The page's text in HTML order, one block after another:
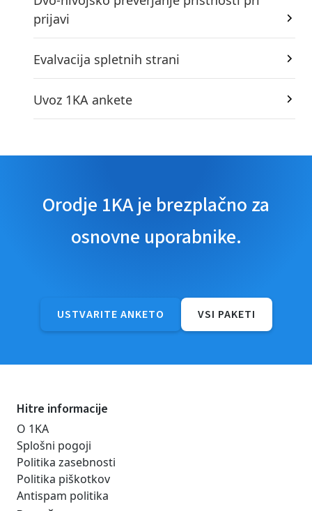
prijavi
Evalvacija spletnih strani
Uvoz 1KA ankete
Orodje 1KA je brezplačno za
osnovne uporabnike.
USTVARITE ANKETO VSI PAKETI
Hitre informacije
O 1KA
Splošni pogoji
Politika zasebnosti
Politika piškotkov
Antispam politika